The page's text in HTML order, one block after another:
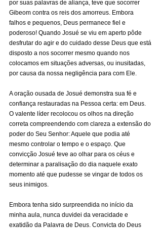
por suas palavras de aliança, teve que socorrer
Gibeom contra os reis dos amorreus. Embora
falhos e pequenos, Deus permanece fiel e
poderoso! Quando Josué se viu em aperto pôde
desfrutar do agir e do cuidado desse Deus que está
disposto a nos socorrer mesmo quando nos
colocamos em situações adversas, ou inusitadas,
por causa da nossa negligência para com Ele.
A oração ousada de Josué demonstra sua fé e
confiança restauradas na Pessoa certa: em Deus.
O valente líder recolocou os olhos na direção
correta compreendendo com clareza a extensão do
poder do Seu Senhor: Aquele que podia até
mesmo controlar o tempo e o espaço. Que
convicção Josué teve ao olhar para os céus e
determinar a paralisação do dia naquele exato
momento até que pudesse se vingar de todos os
seus inimigos.
Embora tenha sido surpreendida no início da
minha aula, nunca duvidei da veracidade e
exatidão da Palavra de Deus. Convicta do Deus